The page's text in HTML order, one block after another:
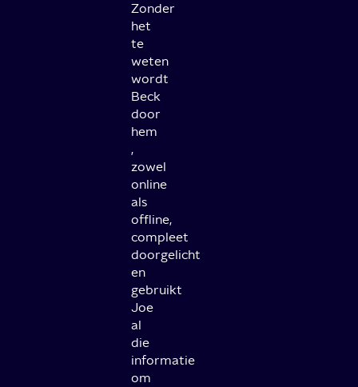
Zonder
het
te
weten
wordt
Beck
door
hem
,
zowel
online
als
offline,
compleet
doorgelicht
en
gebruikt
Joe
al
die
informatie
om